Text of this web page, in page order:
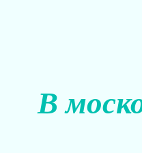
В